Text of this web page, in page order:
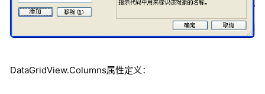
DataGridView.Columns属性定义：